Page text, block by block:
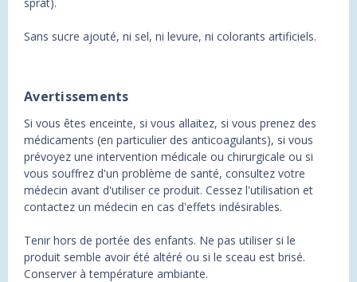
Sans sucre ajouté, ni sel, ni levure, ni colorants artificiels.
Avertissements
Si vous êtes enceinte, si vous allaitez, si vous prenez des
médicaments (en particulier des anticoagulants), si vous
prévoyez une intervention médicale ou chirurgicale ou si
vous souffrez d'un problème de santé, consultez votre
médecin avant d'utiliser ce produit. Cessez l'utilisation et
contactez un médecin en cas d'effets indésirables.
Tenir hors de portée des enfants. Ne pas utiliser si le
produit semble avoir été altéré ou si le sceau est brisé.
Conserver à température ambiante.